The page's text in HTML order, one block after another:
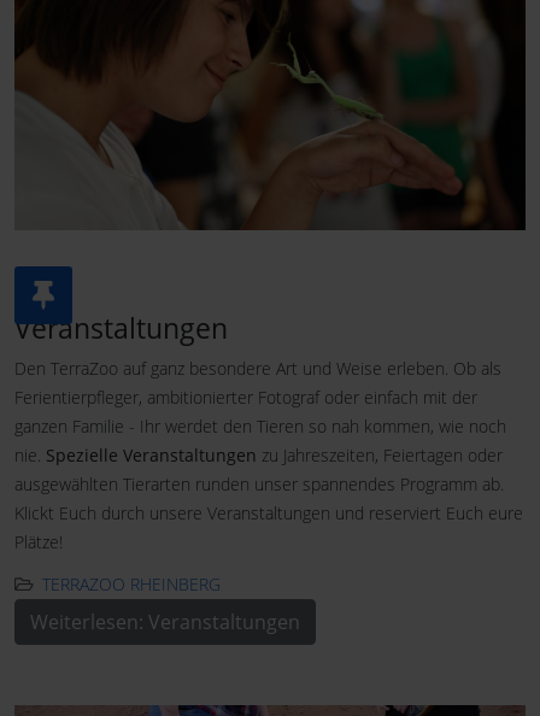
Veranstaltungen
Den TerraZoo auf ganz besondere Art und Weise erleben. Ob als
Ferientierpfleger, ambitionierter Fotograf oder einfach mit der
ganzen Familie - Ihr werdet den Tieren so nah kommen, wie noch
nie. Spezielle Veranstaltungen zu Jahreszeiten, Feiertagen oder
ausgewählten Tierarten runden unser spannendes Programm ab.
Klickt Euch durch unsere Veranstaltungen und reserviert Euch eure
Plätze!
TERRAZOO RHEINBERG
Weiterlesen: Veranstaltungen